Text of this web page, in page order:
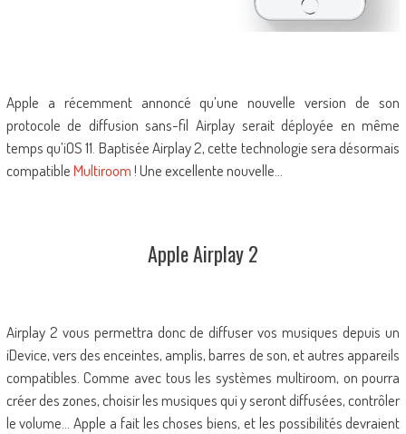
Apple a récemment annoncé qu’une nouvelle version de son
protocole de diffusion sans-fil Airplay serait déployée en même
temps qu’iOS 11. Baptisée Airplay 2, cette technologie sera désormais
compatibleMultiroom! Une excellente nouvelle…
Apple Airplay 2
Airplay 2 vous permettra donc de diffuser vos musiques depuis un
iDevice, vers des enceintes, amplis, barres de son, et autres appareils
compatibles. Comme avec tous les systèmes multiroom, on pourra
créer des zones, choisir les musiques qui y seront diffusées, contrôler
le volume… Apple a fait les choses biens, et les possibilités devraient